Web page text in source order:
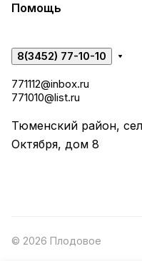
Помощь
8(3452) 77-10-10
771112@inbox.ru
771010@list.ru
Тюменский район,
Октября, дом 8
© 2026 Плодовое